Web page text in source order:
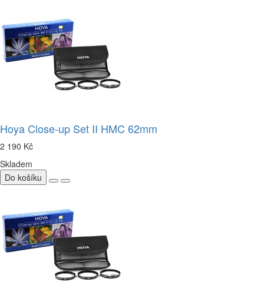
Hoya Close-up Set II HMC 62mm
2 190 Kč
Skladem
Do košíku